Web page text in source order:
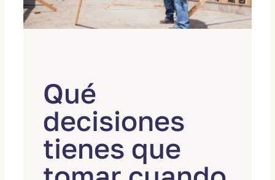
Qué
decisiones
tienes que